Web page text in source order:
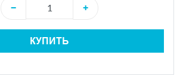
−
+
КУПИТЬ